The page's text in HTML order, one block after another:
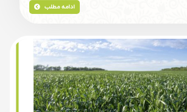
ادامه مطلب